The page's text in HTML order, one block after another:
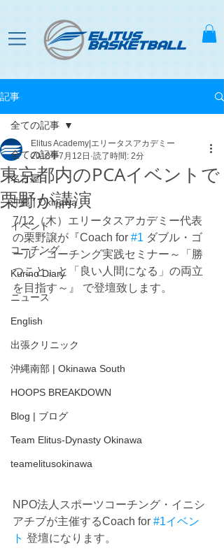
記事
全ての記事
名古屋
沖縄 | Okinawa
イベント
コーチング
Kurino Diary
ニュース
English
出張クリニック
沖縄南部 | Okinawa South
HOOPS BREAKDOWN
Blog | ブログ
Team Elitus-Dynasty Okinawa
teamelitusokinawa
全ての記事
東京都内のPCAイベントで
栗野が講演
Elitus Academy|エリータスアカデミー
2018年7月12日 読了時間: 2分
7/12（木）エリータスアカデミー代表
の栗野譲が『Coach for #1 ダブル・ゴ
ール・コーチング実践セミナー～「勝
つこと」と「良い人間になる」の両立
を目指す～』 で登壇致します。
NPO法人スポーツコーチング・イニシ
アチブが主催するCoach for #1イベン
ト 登壇になります。